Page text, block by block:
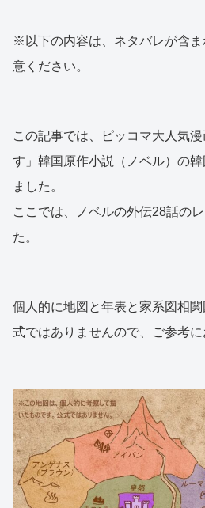
※以下の内容は、ネタバレが含
意ください。
この記事では、ピッコマ大人気
す」韓国原作小説（ノベル）の
ました。
ここでは、ノベルの外伝28話の
た。
個人的に地図と年表と家系図相
式ではありませんので、ご参考に